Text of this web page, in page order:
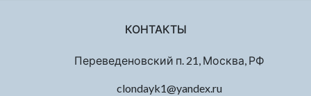
КОНТАКТЫ
Переведеновский п. 21, Москва, РФ
clondayk1@yandex.ru